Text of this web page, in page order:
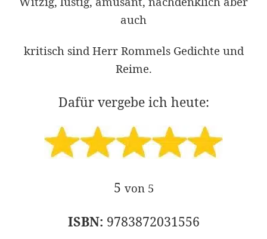
auch
kritisch sind Herr Rommels Gedichte und
Reime.
Dafür vergebe ich heute:
5 von 5
ISBN: 9783872031556